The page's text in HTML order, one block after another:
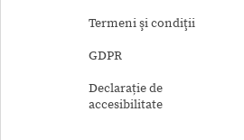
Termeni şi condiţii
GDPR
Declarație de
accesibilitate